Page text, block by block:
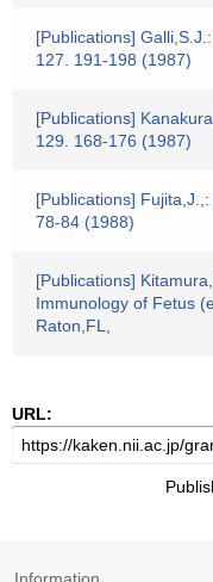
[Publications]
127. 191-198 (1987)
[Publications]
129. 168-176 (1987)
[Publications]
78-84 (1988)
[Publications]
Immunology of Fetus
Raton,FL,
URL: